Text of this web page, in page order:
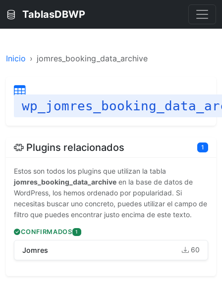
TablasDBWP
Inicio jomres_booking_data_archive
Plugins relacionados 1
Estos son todos los plugins que utilizan la tabla
jomres_booking_data_archive en la base de datos de
WordPress, los hemos ordenado por popularidad. Si
necesitas buscar uno concreto, puedes utilizar el campo de
filtro que puedes encontrar justo encima de este texto.
CONFIRMADOS 1
Jomres 60